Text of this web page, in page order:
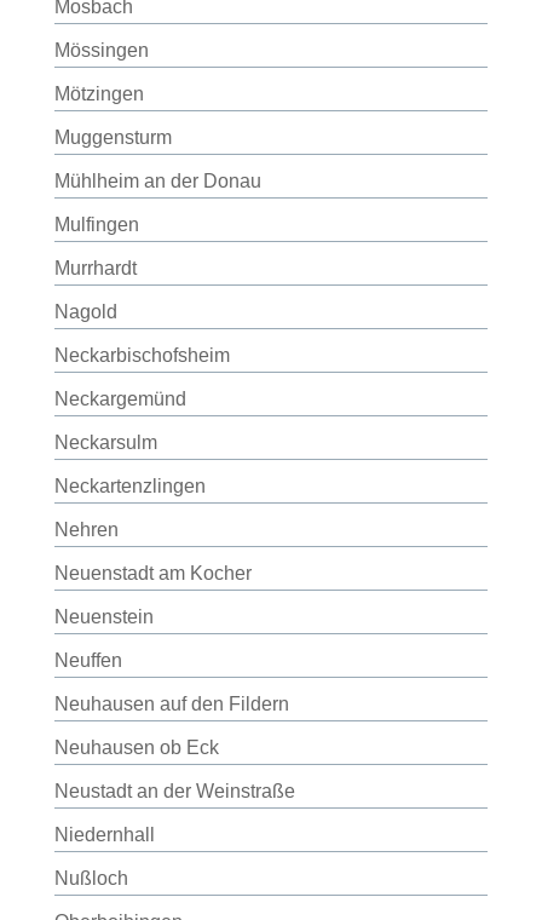
Mosbach
Mössingen
Mötzingen
Muggensturm
Mühlheim an der Donau
Mulfingen
Murrhardt
Nagold
Neckarbischofsheim
Neckargemünd
Neckarsulm
Neckartenzlingen
Nehren
Neuenstadt am Kocher
Neuenstein
Neuffen
Neuhausen auf den Fildern
Neuhausen ob Eck
Neustadt an der Weinstraße
Niedernhall
Nußloch